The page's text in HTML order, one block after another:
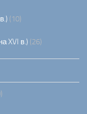
(10)
XVI в.) (26)